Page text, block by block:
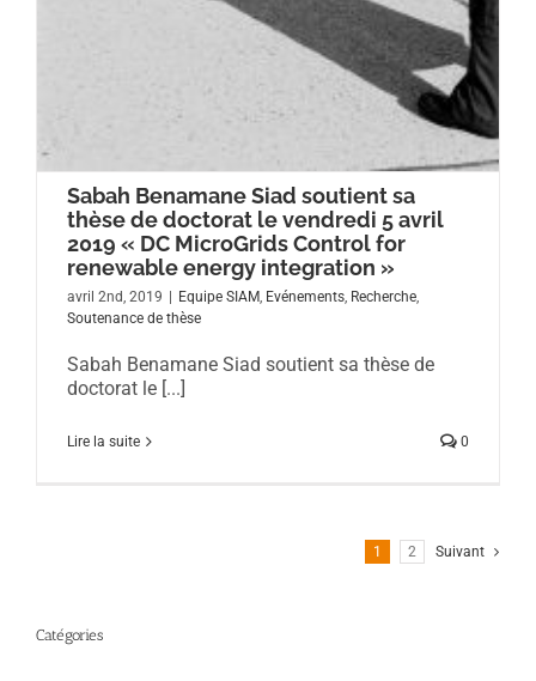
Sabah Benamane Siad soutient sa
thèse de doctorat le vendredi 5 avril
2019 « DC MicroGrids Control for
renewable energy integration »
avril 2nd, 2019 | Equipe SIAM Evénements Recherche
Soutenance de thèse
Sabah Benamane Siad soutient sa thèse de
doctorat le [...]
Lire la suite 0
1 2 Suivant
Catégories